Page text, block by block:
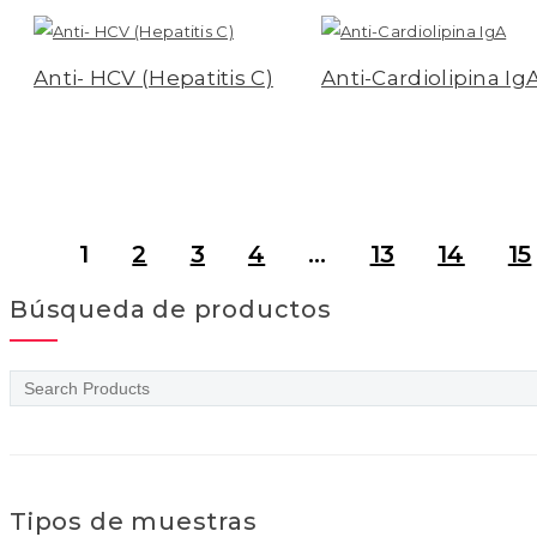
Anti- HCV (Hepatitis C) Anti-Cardiolipina
1 2 3 4 … 13 14
15
Búsqueda de productos
Tipos de muestras